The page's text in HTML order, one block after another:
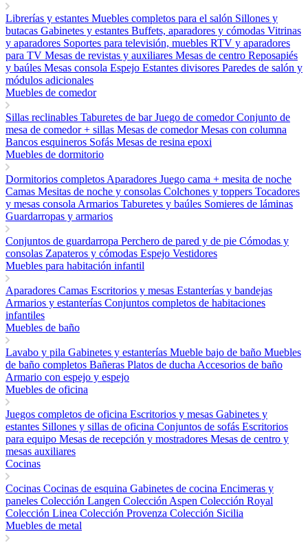
Librerías y estantes Muebles completos para el salón Sillones y
butacas Gabinetes y estantes Buffets, aparadores y cómodas Vitrinas
y aparadores Soportes para televisión, muebles RTV y aparadores
para TV Mesas de revistas y auxiliares Mesas de centro Reposapiés
y baúles Mesas consola Espejo Estantes divisores Paredes de salón y
módulos adicionales
Muebles de comedor
Sillas reclinables Taburetes de barJuego de comedorConjunto de
mesa de comedor + sillas Mesas de comedorMesas con columna
Bancos esquineros Sofás Mesas de resina epoxi
Muebles de dormitorio
Dormitorios completos Aparadores Juego cama + mesita de noche
Camas Mesitas de noche y consolas Colchones y toppers Tocadores
y mesas consola Armarios Taburetes y baúles Somieres de láminas
Guardarropas y armarios
Conjuntos de guardarropa Perchero de pared y de pie Cómodas y
consolas Zapateros y cómodas Espejo Vestidores
Muebles para habitación infantil
Aparadores Camas Escritorios y mesas Estanterías y bandejas
Armarios y estanterías Conjuntos completos de habitaciones
infantiles
Muebles de baño
Lavabo y pila Gabinetes y estanterías Mueble bajo de baño Muebles
de baño completos Bañeras Platos de ducha Accesorios de baño
Armario con espejo y espejo
Muebles de oficina
Juegos completos de oficina Escritorios y mesas Gabinetes y
estantes Sillones y sillas de oficina Conjuntos de sofás Escritorios
para equipo Mesas de recepción y mostradores Mesas de centro y
mesas auxiliares
Cocinas
Cocinas Cocinas de esquina Gabinetes de cocina Encimeras y
paneles Colección Langen Colección Aspen Colección Royal
Colección Linea Colección Provenza Colección Sicilia
Muebles de metal